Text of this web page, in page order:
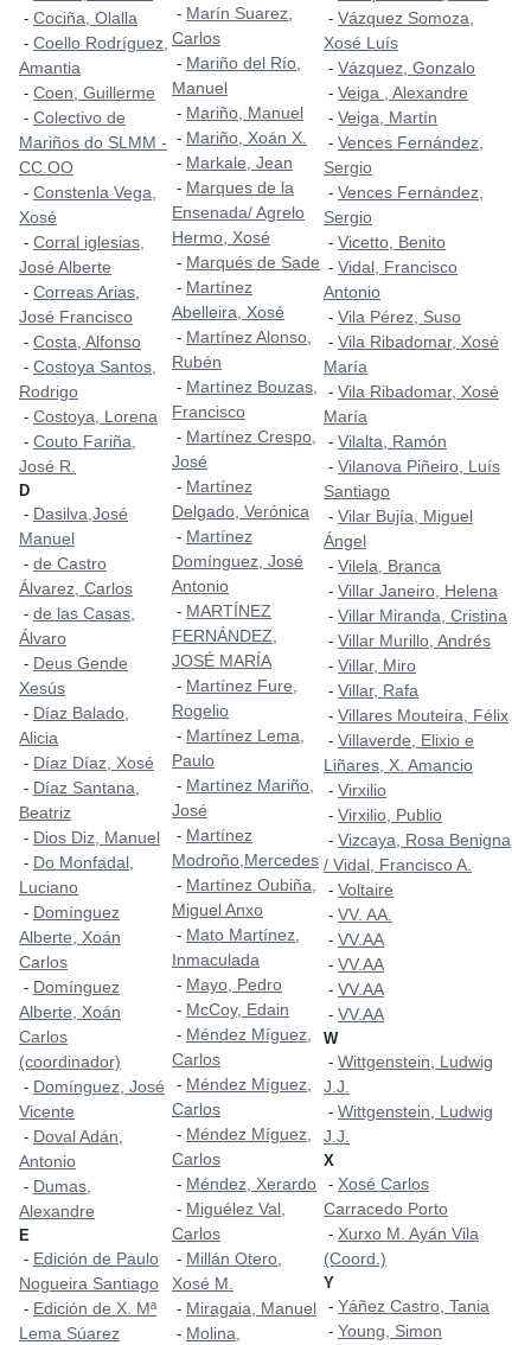
- Cociña, Olalla
- Coello Rodríguez,
Amantia
- Coen, Guillerme
- Colectivo de
Mariños do SLMM -
CC.OO
- Constenla Vega,
Xosé
- Corral iglesias,
José Alberte
- Correas Arias,
José Francisco
- Costa, Alfonso
- Costoya Santos,
Rodrigo
- Costoya, Lorena
- Couto Fariña,
José R.
D
- Dasilva,José
Manuel
- de Castro
Álvarez, Carlos
- de las Casas,
Álvaro
- Deus Gende
Xesús
- Díaz Balado,
Alicia
- Díaz Díaz, Xosé
- Díaz Santana,
Beatriz
- Dios Diz, Manuel
- Do Monfadal,
Luciano
- Domínguez
Alberte, Xoán
Carlos
- Domínguez
Alberte, Xoán
Carlos
(coordinador)
- Domínguez, José
Vicente
- Doval Adán,
Antonio
- Dumas,
Alexandre
E
- Edición de Paulo
Nogueira Santiago
- Edición de X. Mª
Lema Súarez
- Marín Suarez,
Carlos
- Mariño del Río,
Manuel
- Mariño, Manuel
- Mariño, Xoán X.
- Markale, Jean
- Marques de la
Ensenada/ Agrelo
Hermo, Xosé
- Marqués de Sade
- Martínez
Abelleira, Xosé
- Martínez Alonso,
Rubén
- Martínez Bouzas,
Francisco
- Martínez Crespo,
José
- Martínez
Delgado, Verónica
- Martínez
Domínguez, José
Antonio
- MARTÍNEZ
FERNÁNDEZ,
JOSÉ MARÍA
- Martínez Fure,
Rogelio
- Martínez Lema,
Paulo
- Martínez Mariño,
José
- Martínez
Modroño,Mercedes
- Martínez Oubiña,
Miguel Anxo
- Mato Martínez,
Inmaculada
- Mayo, Pedro
- McCoy, Edain
- Méndez Míguez,
Carlos
- Méndez Míguez,
Carlos
- Méndez Míguez,
Carlos
- Méndez, Xerardo
- Miguélez Val,
Carlos
- Millán Otero,
Xosé M.
- Miragaia, Manuel
- Molina,
- Vázquez Somoza,
Xosé Luís
- Vázquez, Gonzalo
- Veiga , Alexandre
- Veiga, Martín
- Vences Fernández,
Sergio
- Vences Fernández,
Sergio
- Vicetto, Benito
- Vidal, Francisco
Antonio
- Vila Pérez, Suso
- Vila Ribadomar, Xosé
María
- Vila Ribadomar, Xosé
María
- Vilalta, Ramón
- Vilanova Piñeiro, Luís
Santiago
- Vilar Bujía, Miguel
Ángel
- Vilela, Branca
- Villar Janeiro, Helena
- Villar Miranda, Cristina
- Villar Murillo, Andrés
- Villar, Miro
- Villar, Rafa
- Villares Mouteira, Félix
- Villaverde, Elixio e
Liñares, X. Amancio
- Virxilio
- Virxilio, Publio
- Vizcaya, Rosa Benigna
/ Vidal, Francisco A.
- Voltaire
- VV. AA.
- VV.AA
- VV.AA
- VV.AA
- VV.AA
W
- Wittgenstein, Ludwig
J.J.
- Wittgenstein, Ludwig
J.J.
X
- Xosé Carlos
Carracedo Porto
- Xurxo M. Ayán Vila
(Coord.)
Y
- Yáñez Castro, Tania
- Young, Simon